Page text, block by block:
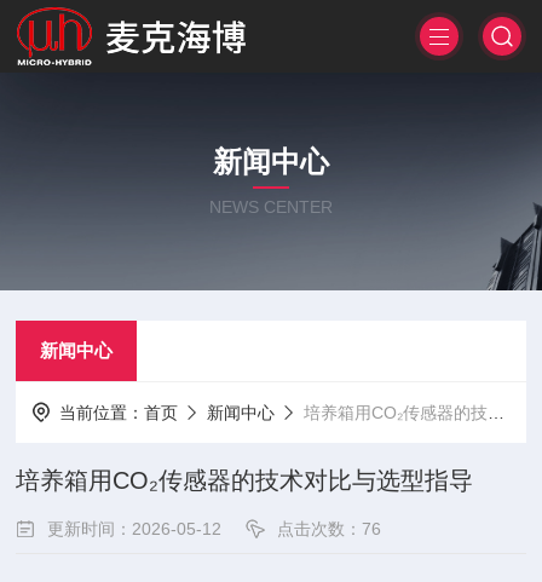
新闻中心
NEWS CENTER
新闻中心
当前位置：首页 新闻中心 培养箱用CO₂传感器的技术对比与选型指导
培养箱用CO₂传感器的技术对比与选型指导
更新时间：2026-05-12 点击次数：76